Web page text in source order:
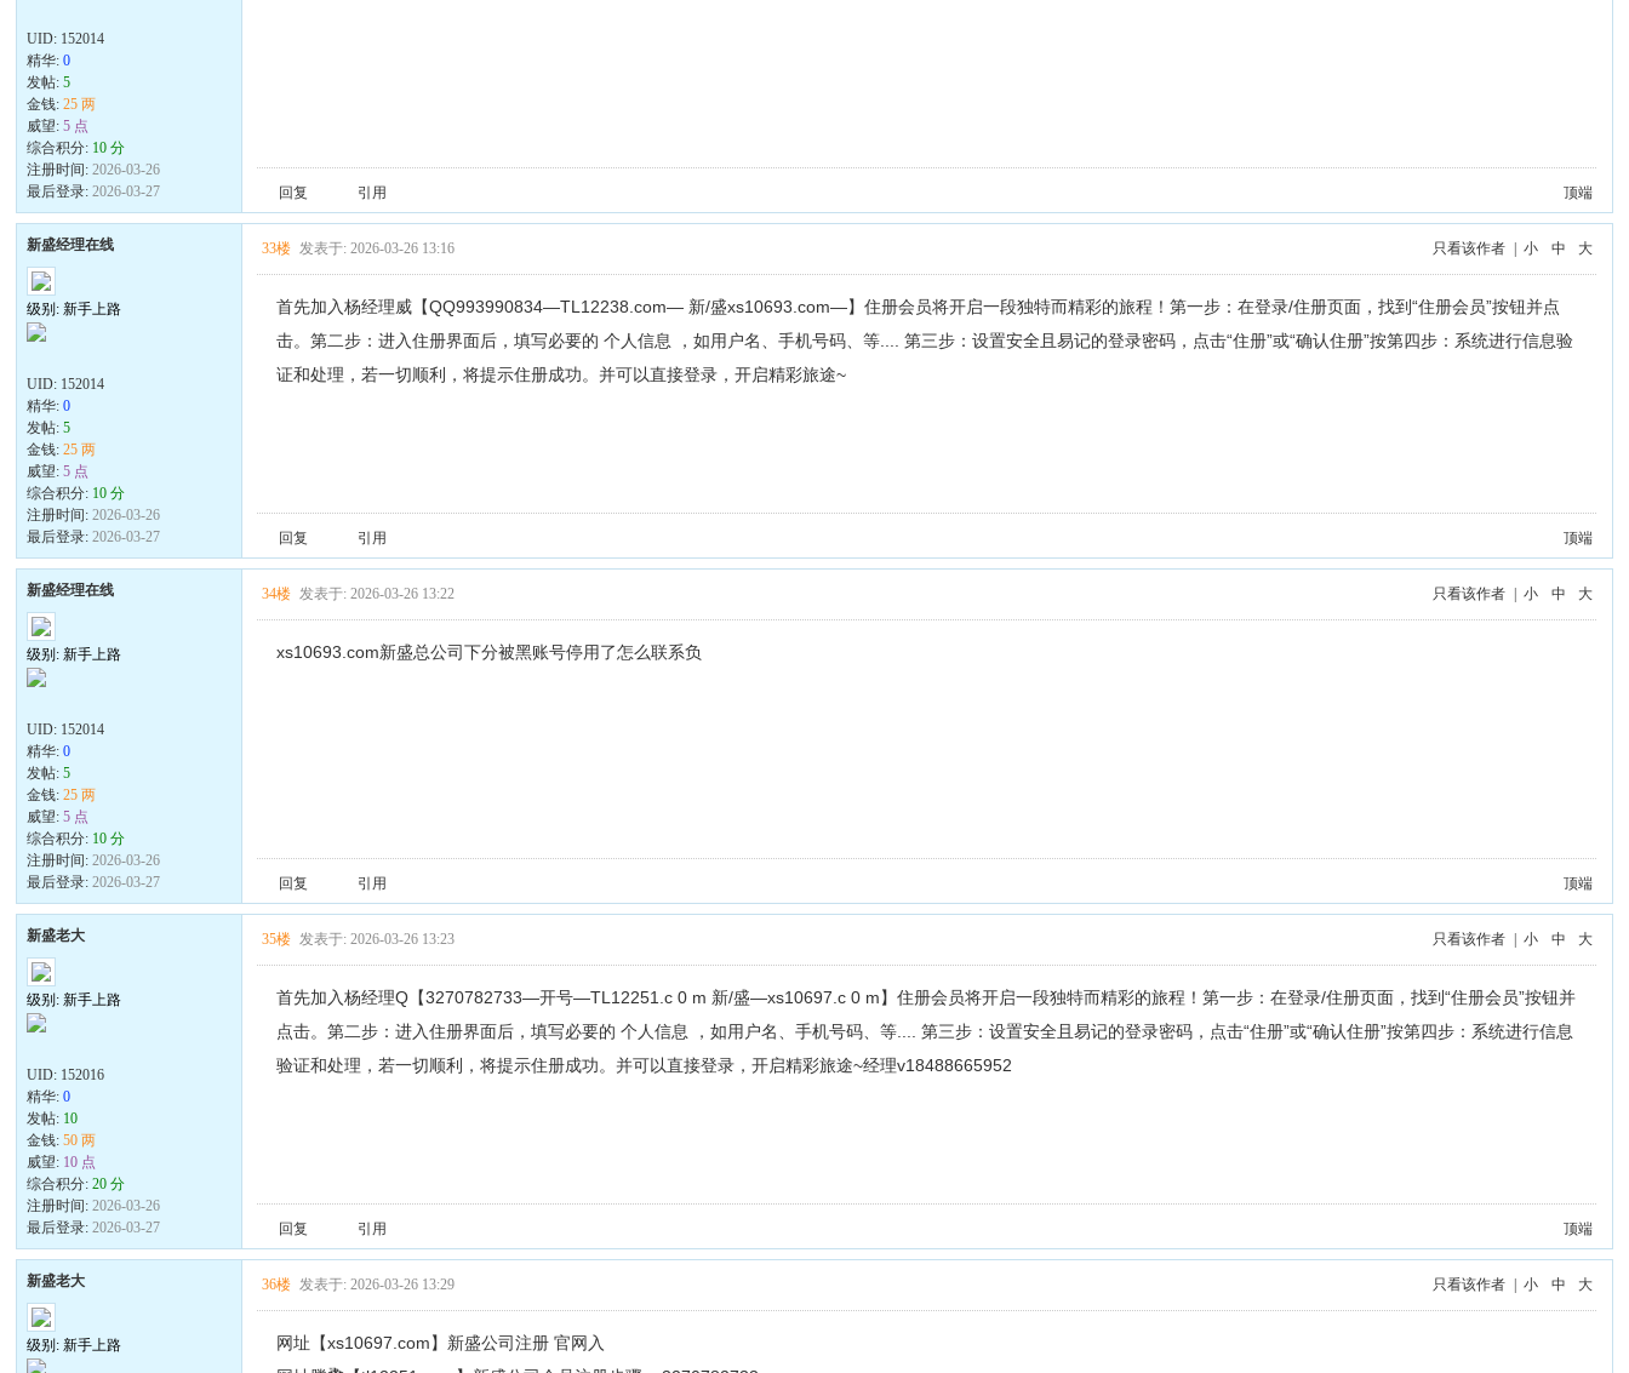
UID: 152014
精华:0
发帖:5
金钱:25 两
威望:5 点
综合积分: 10 分
注册时间:2026-03-26
最后登录:2026-03-27 顶端
回复 引用
新盛经理在线
级别: 新手上路
UID: 152014
精华:0
发帖:5
金钱:25 两
威望:5 点
综合积分: 10 分
注册时间:2026-03-26
最后登录:2026-03-27
33楼 发表于: 2026-03-26 13:16 只看该作者 小 中 大
首先加入杨经理威【QQ993990834—TL12238.com— 新/盛xs10693.com—】住册会员将开启一段独特而精彩的旅程！第一步：在登录/住册页面，找到“住册会员”按钮并点
击。第二步：进入住册界面后，填写必要的 个人信息 ，如用户名、手机号码、等.... 第三步：设置安全且易记的登录密码，点击“住册”或“确认住册”按第四步：系统进行信息验
证和处理，若一切顺利，将提示住册成功。并可以直接登录，开启精彩旅途~
顶端
回复 引用
新盛经理在线
级别: 新手上路
UID: 152014
精华:0
发帖:5
金钱:25 两
威望:5 点
综合积分: 10 分
注册时间:2026-03-26
最后登录:2026-03-27
34楼 发表于: 2026-03-26 13:22 只看该作者 小 中 大
xs10693.com新盛总公司下分被黑账号停用了怎么联系负
顶端
回复 引用
新盛老大
级别: 新手上路
UID: 152016
精华:0
发帖: 10
金钱:50 两
威望: 10 点
综合积分:20 分
注册时间:2026-03-26
最后登录:2026-03-27
35楼 发表于: 2026-03-26 13:23 只看该作者 小 中 大
首先加入杨经理Q【3270782733—开号—TL12251.c 0 m 新/盛—xs10697.c 0 m】住册会员将开启一段独特而精彩的旅程！第一步：在登录/住册页面，找到“住册会员”按钮并
点击。第二步：进入住册界面后，填写必要的 个人信息 ，如用户名、手机号码、等.... 第三步：设置安全且易记的登录密码，点击“住册”或“确认住册”按第四步：系统进行信息
验证和处理，若一切顺利，将提示住册成功。并可以直接登录，开启精彩旅途~经理v18488665952
顶端
回复 引用
新盛老大
级别: 新手上路
36楼 发表于: 2026-03-26 13:29 只看该作者 小 中 大
网址【xs10697.com】新盛公司注册 官网入